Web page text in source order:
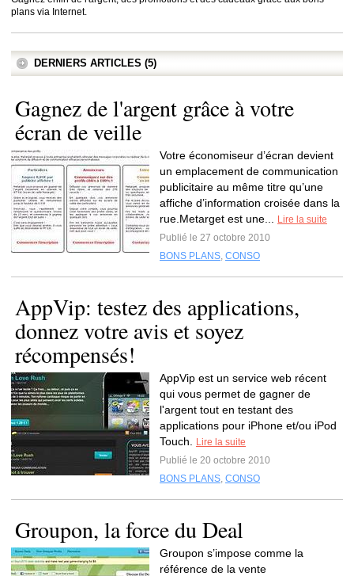
plans via Internet.
DERNIERS ARTICLES (5)
Gagnez de l'argent grâce à votre
écran de veille
Votre économiseur d’écran devient
un emplacement de communication
publicitaire au même titre qu’une
affiche d’information croisée dans la
rue.Metarget est une...
Lire la suite
Publié le 27 octobre 2010
BONS PLANS, CONSO
AppVip: testez des applications,
donnez votre avis et soyez
récompensés!
AppVip est un service web récent
qui vous permet de gagner de
l'argent tout en testant des
applications pour iPhone et/ou iPod
Touch.
Lire la suite
Publié le 20 octobre 2010
BONS PLANS, CONSO
Groupon, la force du Deal
Groupon s’impose comme la
référence de la vente